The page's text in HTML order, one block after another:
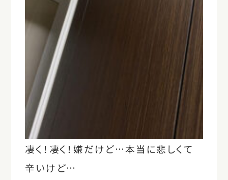
凄く！凄く！嫌だけど…本当に悲しくて
辛いけど…